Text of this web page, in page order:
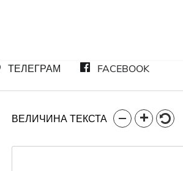
ТЕЛЕГРАМ
FACEBOOK
ВЕЛИЧИНА ТЕКСТА